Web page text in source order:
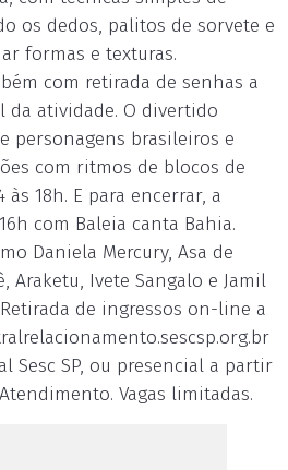
os dedos, palitos de sorvete e
formas e texturas.
com retirada de senhas a
da atividade. O divertido
personagens brasileiros e
com ritmos de blocos de
às 18h. E para encerrar, a
com Baleia canta Bahia.
Daniela Mercury, Asa de
Araketu, Ivete Sangalo e Jamil
de ingressos on-line a
Sesc SP, ou presencial a partir
Vagas limitadas.